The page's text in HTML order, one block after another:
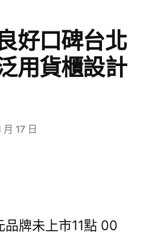
好口碑台北
用貨櫃設計
17 日
品牌未上市11點 00